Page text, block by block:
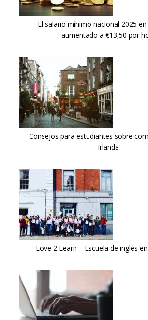
El salario mínimo nacional 2025
aumentado a €13,50 por
Consejos para estudiantes sobre
Irlanda
Love 2 Learn – Escuela de inglés